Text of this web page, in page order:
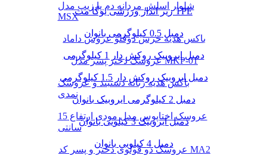
شلوار اسلش مردانه دم پا زیپ مدل
MSX
باکس هدیه خرس دوقلو عروس داماد
عروسک دختر پسر مدل MKP-01
باکس هدیه زنانه دستبند و عروسک
نمدی
عروسک اختاپوس مدل مودی ارتفاع 15
سانتی
عروسک دو قولوی دختر و پسر کد MA2
زیر انداز ورزشی یوگا مت TPE
دمبل 0.5 کیلوگرمی بانوان
دمبل ایروبیک روکش‌ دار 1 کیلوگرمی
دمبل ایروبیک روکش‌ دار 1.5 کیلوگرمی
دمبل 2 کیلوگرمی ایروبیک بانوان
دمبل ایروبیک 3 کیلویی بانوان
دمبل 4 کیلویی بانوان